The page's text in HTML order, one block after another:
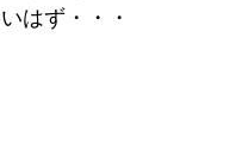
いはず・・・